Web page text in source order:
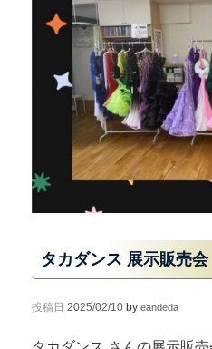
タカダンス 展示販売会
投稿日 2025/02/10 by eandeda